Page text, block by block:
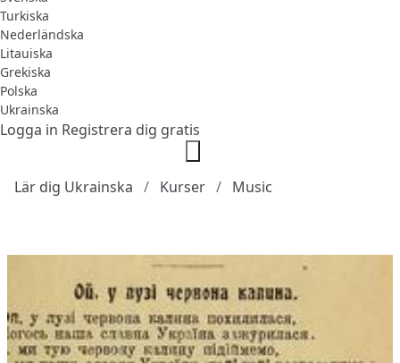
Turkiska
Nederländska
Litauiska
Grekiska
Polska
Ukrainska
Logga in Registrera dig gratis
Lär dig Ukrainska Kurser Music